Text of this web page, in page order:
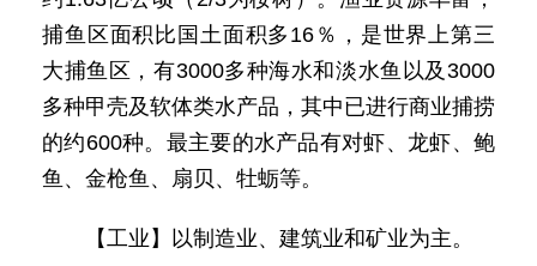
捕鱼区面积比国土面积多16％，是世界上第三
大捕鱼区，有3000多种海水和淡水鱼以及3000
多种甲壳及软体类水产品，其中已进行商业捕捞
的约600种。最主要的水产品有对虾、龙虾、鲍
鱼、金枪鱼、扇贝、牡蛎等。
【工业】以制造业、建筑业和矿业为主。